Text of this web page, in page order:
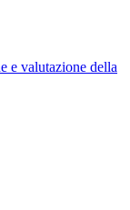
e valutazione della